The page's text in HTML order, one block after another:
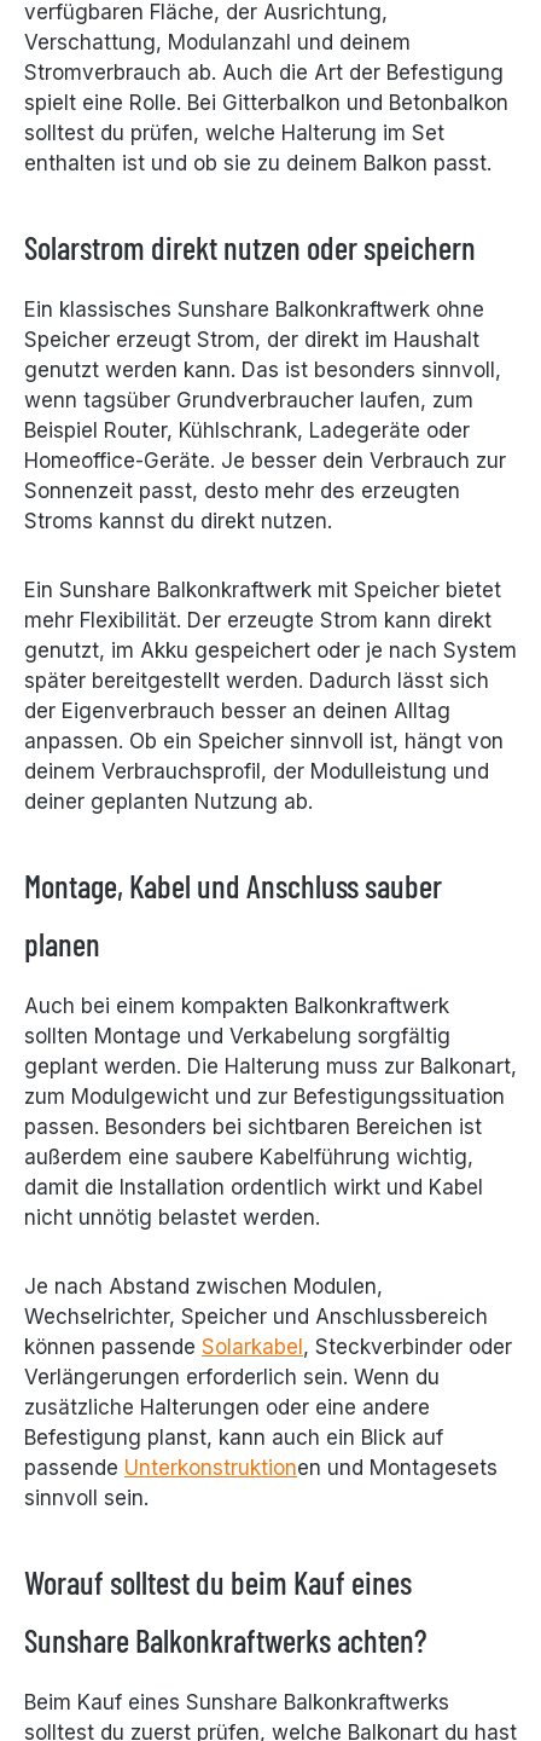
verfügbaren Fläche, der Ausrichtung,
Verschattung, Modulanzahl und deinem
Stromverbrauch ab. Auch die Art der Befestigung
spielt eine Rolle. Bei Gitterbalkon und Betonbalkon
solltest du prüfen, welche Halterung im Set
enthalten ist und ob sie zu deinem Balkon passt.
Solarstrom direkt nutzen oder speichern
Ein klassisches Sunshare Balkonkraftwerk ohne
Speicher erzeugt Strom, der direkt im Haushalt
genutzt werden kann. Das ist besonders sinnvoll,
wenn tagsüber Grundverbraucher laufen, zum
Beispiel Router, Kühlschrank, Ladegeräte oder
Homeoffice-Geräte. Je besser dein Verbrauch zur
Sonnenzeit passt, desto mehr des erzeugten
Stroms kannst du direkt nutzen.
Ein Sunshare Balkonkraftwerk mit Speicher bietet
mehr Flexibilität. Der erzeugte Strom kann direkt
genutzt, im Akku gespeichert oder je nach System
später bereitgestellt werden. Dadurch lässt sich
der Eigenverbrauch besser an deinen Alltag
anpassen. Ob ein Speicher sinnvoll ist, hängt von
deinem Verbrauchsprofil, der Modulleistung und
deiner geplanten Nutzung ab.
Montage, Kabel und Anschluss sauber
planen
Auch bei einem kompakten Balkonkraftwerk
sollten Montage und Verkabelung sorgfältig
geplant werden. Die Halterung muss zur Balkonart,
zum Modulgewicht und zur Befestigungssituation
passen. Besonders bei sichtbaren Bereichen ist
außerdem eine saubere Kabelführung wichtig,
damit die Installation ordentlich wirkt und Kabel
nicht unnötig belastet werden.
Je nach Abstand zwischen Modulen,
Wechselrichter, Speicher und Anschlussbereich
können passende Solarkabel, Steckverbinder oder
Verlängerungen erforderlich sein. Wenn du
zusätzliche Halterungen oder eine andere
Befestigung planst, kann auch ein Blick auf
passende Unterkonstruktionen und Montagesets
sinnvoll sein.
Worauf solltest du beim Kauf eines
Sunshare Balkonkraftwerks achten?
Beim Kauf eines Sunshare Balkonkraftwerks
solltest du zuerst prüfen, welche Balkonart du hast